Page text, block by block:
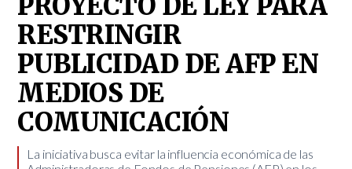
RESTRINGIR
PUBLICIDAD DE AFP EN
MEDIOS DE
COMUNICACIÓN
​La iniciativa busca evitar la influencia económica de las